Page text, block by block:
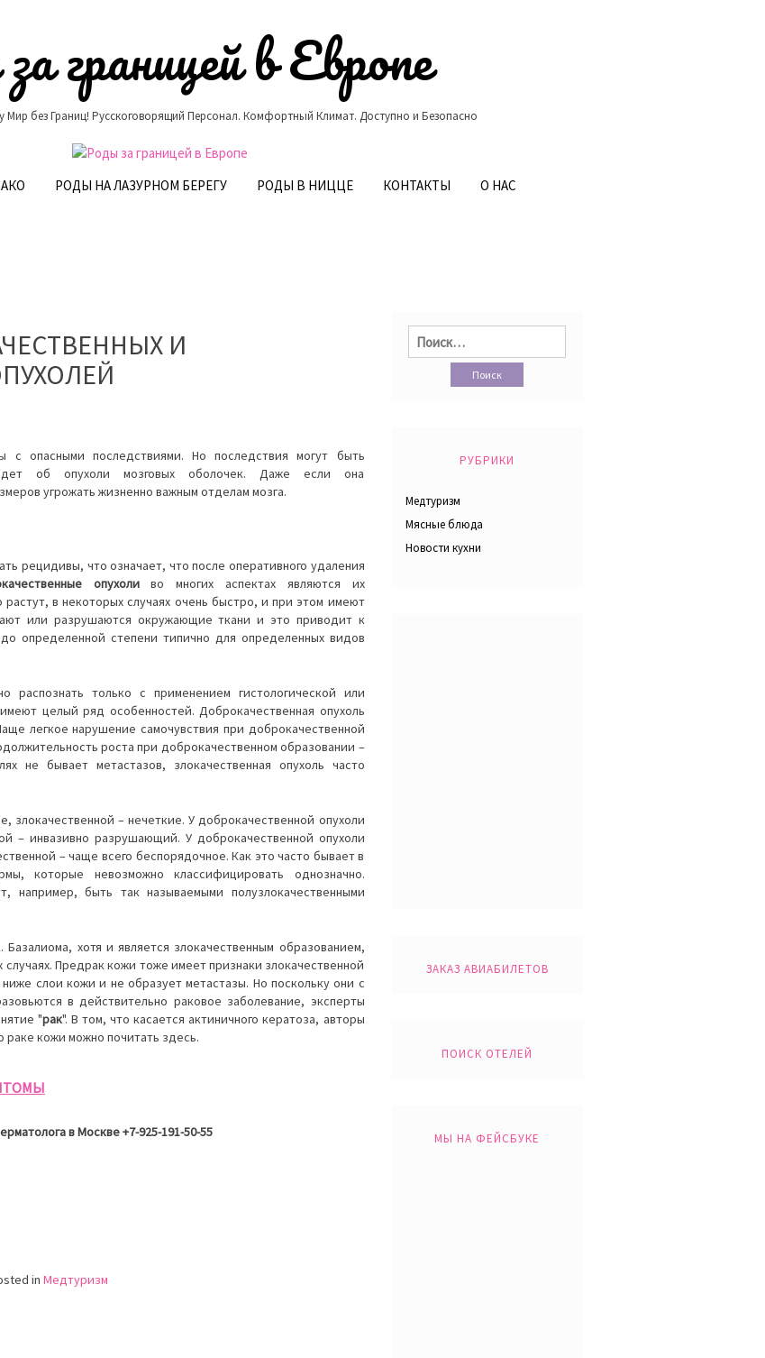
границей в Европе
Мир без Границ! Русскоговорящий Персонал. Комфортный Климат. Доступно и Безопасно
РОДЫ НА ЛАЗУРНОМ БЕРЕГУ РОДЫ В НИЦЦЕ КОНТАКТЫ О НАС
И
с опасными последствиями. Но последствия могут быть
об опухоли мозговых оболочек. Даже если она
угрожать жизненно важным отделам мозга.
рецидивы, что означает, что после оперативного удаления
опухоливо многих аспектах являются их
в некоторых случаях очень быстро, и при этом имеют
или разрушаются окружающие ткани и это приводит к
определенной степени типично для определенных видов
только с применением гистологической или
целый ряд особенностей. Доброкачественная опухоль
легкое нарушение самочувствия при доброкачественной
роста при доброкачественном образовании –
не бывает метастазов, злокачественная опухоль часто
злокачественной – нечеткие. У доброкачественной опухоли
– инвазивно разрушающий. У доброкачественной опухоли
– чаще всего беспорядочное. Как это часто бывает в
которые невозможно классифицировать однозначно.
быть так называемыми полузлокачественными
хотя и является злокачественным образованием,
Предрак кожи тоже имеет признаки злокачественной
слои кожи и не образует метастазы. Но поскольку они с
в действительно раковое заболевание, эксперты
"рак". В том, что касается актиничного кератоза, авторы
кожи можно почитать здесь.
в Москве +7-925-191-50-55
inМедтуризм
Найти:
РУБРИКИ
Медтуризм
Мясные блюда
Новости кухни
ЗАКАЗ АВИАБИЛЕТОВ
ПОИСК ОТЕЛЕЙ
МЫ НА ФЕЙСБУКЕ